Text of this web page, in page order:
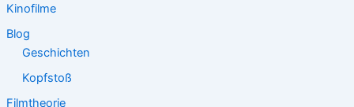
Kinofilme
Blog
Geschichten
Kopfstoß
Filmtheorie